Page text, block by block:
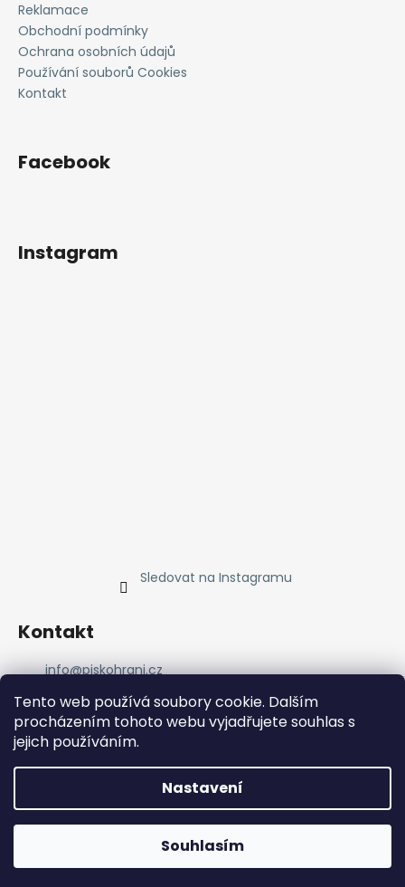
Tento web používá soubory cookie. Dalším
procházením tohoto webu vyjadřujete souhlas s
jejich používáním.
Nastavení
Souhlasím
Reklamace
Obchodní podmínky
Ochrana osobních údajů
Používání souborů Cookies
Kontakt
Facebook
Instagram
Sledovat na Instagramu
Kontakt
info@piskohrani.cz
+420 723 753 053
723 753 053
Piskohrani
piskohrani/
+420 723 753 053
Vytvořil Shoptet
Pískohraní. Všechna práva vyhrazena.